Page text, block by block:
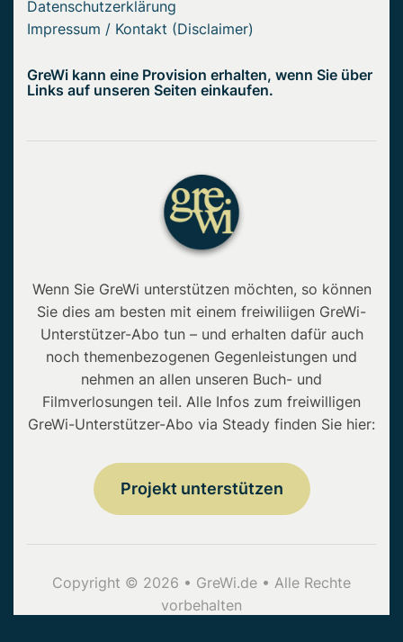
Datenschutzerklärung
Impressum / Kontakt (Disclaimer)
GreWi kann eine Provision erhalten, wenn Sie über
Links auf unseren Seiten einkaufen.
Wenn Sie GreWi unterstützen möchten, so können
Sie dies am besten mit einem freiwiliigen GreWi-
Unterstützer-Abo tun – und erhalten dafür auch
noch themenbezogenen Gegenleistungen und
nehmen an allen unseren Buch- und
Filmverlosungen teil. Alle Infos zum freiwilligen
GreWi-Unterstützer-Abo via Steady finden Sie hier:
Projekt unterstützen
Copyright © 2026 • GreWi.de • Alle Rechte
vorbehalten